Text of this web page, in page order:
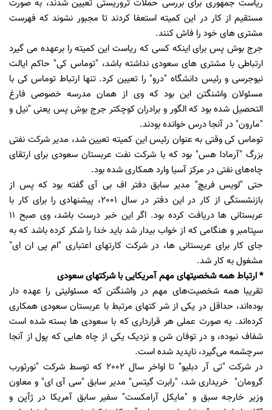
ریاست جمهوری برای بررسی حملات تروریستی تعیین شدند، به صورت
مستقیم از کار در این کمیته استعفا کردند تا مجبور نشوند که فهرست
مشتری های خود را فاش کنند.
جرج بوش پس برای اینکه کسی که ریاست این کمیته را برعهده می گیرد
ارتباطی با مشتری های سعودی نداشته باشد، "توماس کی" حاکم ایالت
نیوجرسی و رئیس دانشگاه "درو" را تعیین کرد. تنها ارتباط توماس کی با
مسئولان واشنگتن این بود که وی از همان مدرسه خصوصی فارغ
التحصیل شده بود که الگور و برادران کوچکتر جرج بوش پس یعنی "نیل و
"مارون" در آنجا درس خوانده بودند.
توماس کی وقتی به عنوان رئیس این کمیته تعیین شد، مدیر شرکت نفتی
بزرگ "آرمادا هس" بود که با شرکت نفت عربستان سعودی برای ارتقای
چاه‌های نفتی در مرکز آسیا وارد همکاری شده بود.
حتی "لویس فریچ" مدیر سابق دفتر اف بی آی گفته بود که پس از
بازنشستگی از کار در این دفتر در سال 2001، پیشنهادی را برای کار با
عربستانی ها دریافت کرده بود. اگر این خبر درست باشد، وی صبح 11
سپتامبر و هنگامی که از خواب بیدار شد باید خدا را شکر کرده باشد که به
جای کار برای عربستانی ها، در شرکت کارتهای اعتباری "ام پی ان ای"
مشغول به کار شد.
* ارتباط همه شخصیتهای مهم آمریکایی با شرکتهای سعودی
تقریبا همه شخصیت‌های مهم در واشنگتن که مسئولیتی را عهده دار
بوده‌اند، حداقل در یکی از شر کتهای مرتبط با عربستان سعودی همکاری
کرده‌اند. به صورت عملی هر قرارداری که با سعودی ها بسته شده است
شفاف نبوده، و در توفان شن و نزدیک یکی از چاه هایی که پول از آنجا
سرچشمه می‌گیرد، ناپدید شده است.
در شرکت "تی آر دبلیو" تا اواخر سال 2002 که توسط شرکت "نورثورب
گرومان" خریداری شد، "رابرت گیتس" مدیر سابق "سی آی ای" و معاون
وزیر خارجه سبق و "مایکل آرامکست" سفیر سابق آمریکا در ژآپن و